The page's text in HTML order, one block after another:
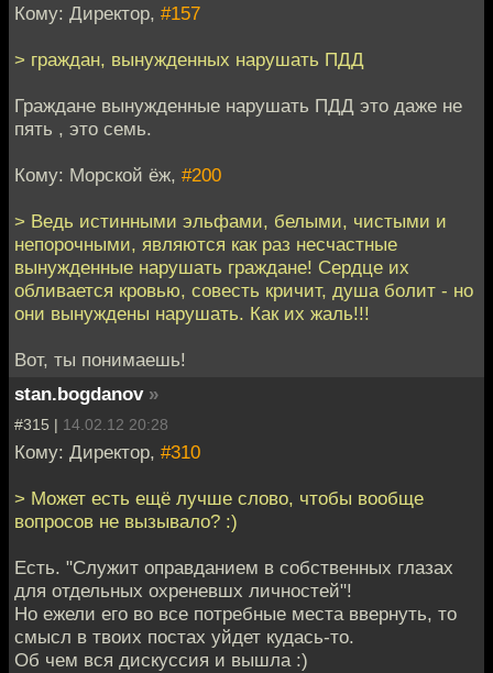
Кому: Директор, #157
> граждан, вынужденных нарушать ПДД
Граждане вынужденные нарушать ПДД это даже не
пять , это семь.
Кому: Морской ёж, #200
> Ведь истинными эльфами, белыми, чистыми и
непорочными, являются как раз несчастные
вынужденные нарушать граждане! Сердце их
обливается кровью, совесть кричит, душа болит - но
они вынуждены нарушать. Как их жаль!!!
Вот, ты понимаешь!
stan.bogdanov »
#315 | 14.02.12 20:28
Кому: Директор, #310
> Может есть ещё лучше слово, чтобы вообще
вопросов не вызывало? :)
Есть. "Служит оправданием в собственных глазах
для отдельных охреневшх личностей"!
Но ежели его во все потребные места ввернуть, то
смысл в твоих постах уйдет кудась-то.
Об чем вся дискуссия и вышла :)